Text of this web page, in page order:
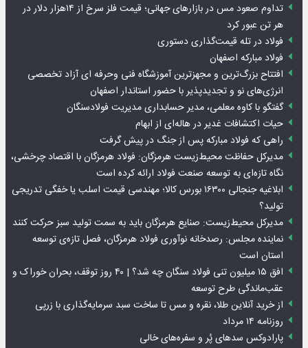
تداوم صعود مس در بازارهای جهانی؛ قیمت فلز سرخ از ۱۴هزار دلار در
هر تن عبور کرد
فولاد در تله قیمت‌گذاری دستوری
فولاد مبارکه اصفهان
افتتاح بزرگ‌ترین و مجهزترین آموزشگاه فنی وحرفه ای آزاد تخصصی
انرژی‌های نو و تجدیدپذیر با حضور استاندار اصفهان
گفتگو با کاوه معلمی، مدیر حسابداری مدیریت فولادسنگان
حیات اکتشافات غدیر در هاله‌ای از ابهام
راهی که فولاد مبارکه پس از جنگ در پیش گرفت
مدیرکل حفاظت محیط‌زیست هرمزگان: فولاد هرمزگان با اقتصاد چرخشی،
نگاه تازه‌ای به توسعه صنعت فولاد ارائه کرده است
ابلاغیه جنجالی ۱۶۳۰۰ بورس کالا؛ مهندسی قیمت اسلب یا خفگی تدریجی
تولید؟
مدیرکل محیط‌زیست: صنایع هرمزگان باید به سمت تولید سبز حرکت کنند
نماینده مجلس: رصدخانه نوآوری فولاد هرمزگان، فصل تازه‌ی توسعه
استان است
افق ۱۵ میلیون تنی فولاد سنگان چه شد؟ | ۴۰ روز توقف، بحران خوراک و
عقب‌ماندگی طرح توسعه
از خرید آنلاین طلا، نقره و مس تا ساخت سبد سرمایه‌گذاری با زرپی
روزنامه ۱۴ مرداد
پارادوکس سدهای پُر و سفره‌های خالی